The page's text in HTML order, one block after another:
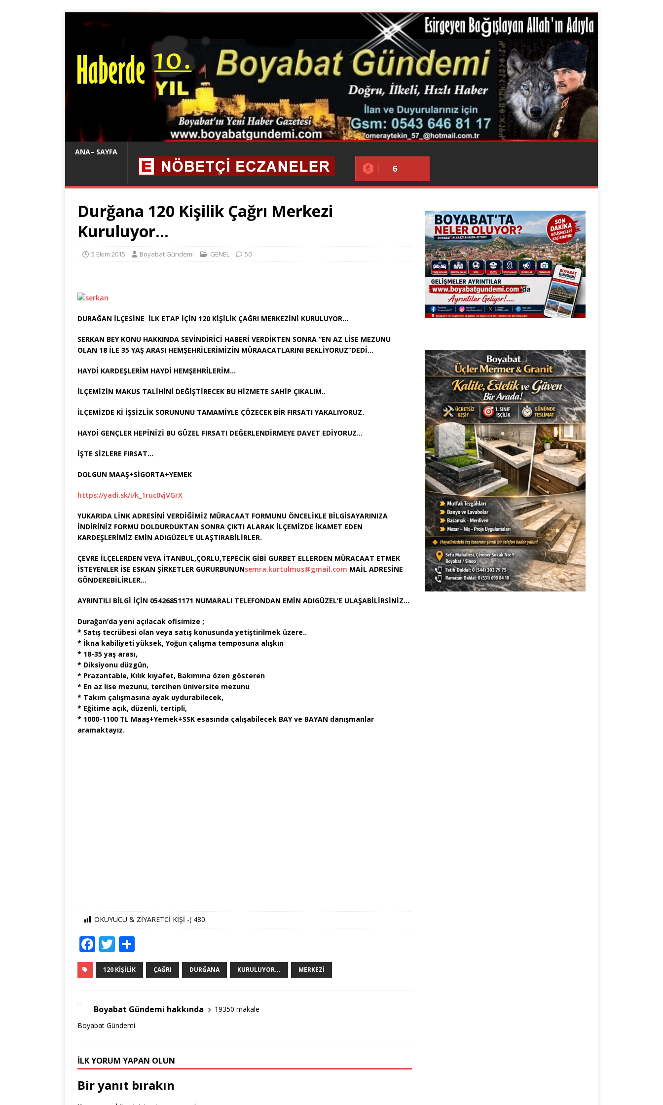
ANA– SAYFA
6
Durğana 120 Kişilik Çağrı Merkezi
Kuruluyor…
5 Ekim 2015 Boyabat Gündemi GENEL 50
DURAĞAN İLÇESİNE İLK ETAP İÇİN 120 KİŞİLİK ÇAĞRI MERKEZİNİ KURULUYOR…
SERKAN BEY KONU HAKKINDA SEVİNDİRİCİ HABERİ VERDİKTEN SONRA “EN AZ LİSE MEZUNU
OLAN 18 İLE 35 YAŞ ARASI HEMŞEHRİLERİMİZİN MÜRAACATLARINI BEKLİYORUZ”DEDİ…
HAYDİ KARDEŞLERİM HAYDİ HEMŞEHRİLERİM…
İLÇEMİZİN MAKUS TALİHİNİ DEĞİŞTİRECEK BU HİZMETE SAHİP ÇIKALIM..
İLÇEMİZDE Kİ İŞSİZLİK SORUNUNU TAMAMİYLE ÇÖZECEK BİR FIRSATI YAKALIYORUZ.
HAYDİ GENÇLER HEPİNİZİ BU GÜZEL FIRSATI DEĞERLENDİRMEYE DAVET EDİYORUZ…
İŞTE SİZLERE FIRSAT…
DOLGUN MAAŞ+SİGORTA+YEMEK
https://yadi.sk/i/k_1ruc0vjVGrX
YUKARIDA LİNK ADRESİNİ VERDİĞİMİZ MÜRACAAT FORMUNU ÖNCELİKLE BİLGİSAYARINIZA
İNDİRİNİZ FORMU DOLDURDUKTAN SONRA ÇIKTI ALARAK İLÇEMİZDE İKAMET EDEN
KARDEŞLERİMİZ EMİN ADIGÜZEL’E ULAŞTIRABİLİRLER.
ÇEVRE İLÇELERDEN VEYA İTANBUL,ÇORLU,TEPECİK GİBİ GURBET ELLERDEN MÜRACAAT ETMEK
İSTEYENLER İSE ESKAN ŞİRKETLER GURURBUNUNsemra.kurtulmus@gmail.com MAİL ADRESİNE
GÖNDEREBİLİRLER…
AYRINTILI BİLGİ İÇİN 05426851171 NUMARALI TELEFONDAN EMİN ADIGÜZEL’E ULAŞABİLİRSİNİZ…
Durağan’da yeni açılacak ofisimize ;
* Satış tecrübesi olan veya satış konusunda yetiştirilmek üzere..
* İkna kabiliyeti yüksek, Yoğun çalışma temposuna alışkın
* 18-35 yaş arası,
* Diksiyonu düzgün,
* Prazantable, Kılık kıyafet, Bakımına özen gösteren
* En az lise mezunu, tercihen üniversite mezunu
* Takım çalışmasına ayak uydurabilecek,
* Eğitime açık, düzenli, tertipli,
* 1000-1100 TL Maaş+Yemek+SSK esasında çalışabilecek BAY ve BAYAN danışmanlar
aramaktayız.
OKUYUCU & ZİYARETCİ KİŞİ -( 480
F
a
c
b
o
k
T
w
it
r
h
ar
120 KIŞILIK ÇAĞRI DURĞANA KURULUYOR... MERKEZI
Boyabat Gündemi hakkında
19350 makale
Boyabat Gündemi
İLK YORUM YAPAN OLUN
Bir yanıt bırakın